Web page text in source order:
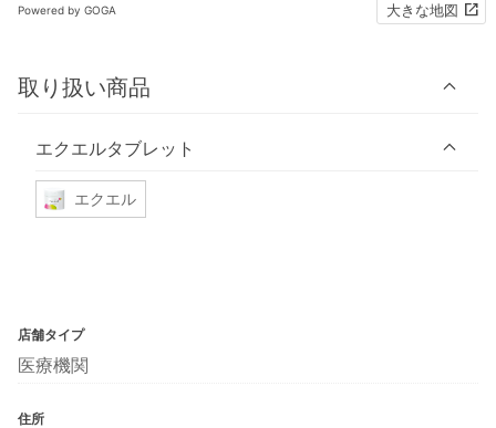
Powered by GOGA 大きな地図
取り扱い商品
エクエルタブレット
エクエル
店舗タイプ
医療機関
住所